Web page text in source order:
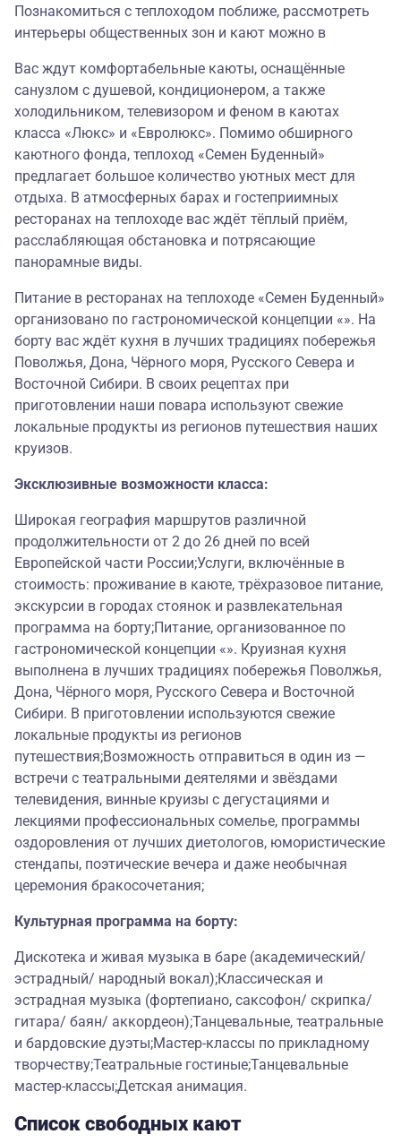
Познакомиться с теплоходом поближе, рассмотреть
интерьеры общественных зон и кают можно в
Вас ждут комфортабельные каюты, оснащённые
санузлом с душевой, кондиционером, а также
холодильником, телевизором и феном в каютах
класса «Люкс» и «Евролюкс». Помимо обширного
каютного фонда, теплоход «Семен Буденный»
предлагает большое количество уютных мест для
отдыха. В атмосферных барах и гостеприимных
ресторанах на теплоходе вас ждёт тёплый приём,
расслабляющая обстановка и потрясающие
панорамные виды.
Питание в ресторанах на теплоходе «Семен Буденный»
организовано по гастрономической концепции «». На
борту вас ждёт кухня в лучших традициях побережья
Поволжья, Дона, Чёрного моря, Русского Севера и
Восточной Сибири. В своих рецептах при
приготовлении наши повара используют свежие
локальные продукты из регионов путешествия наших
круизов.
Эксклюзивные возможности класса:
Широкая география маршрутов различной
продолжительности от 2 до 26 дней по всей
Европейской части России;Услуги, включённые в
стоимость: проживание в каюте, трёхразовое питание,
экскурсии в городах стоянок и развлекательная
программа на борту;Питание, организованное по
гастрономической концепции «». Круизная кухня
выполнена в лучших традициях побережья Поволжья,
Дона, Чёрного моря, Русского Севера и Восточной
Сибири. В приготовлении используются свежие
локальные продукты из регионов
путешествия;Возможность отправиться в один из —
встречи с театральными деятелями и звёздами
телевидения, винные круизы с дегустациями и
лекциями профессиональных сомелье, программы
оздоровления от лучших диетологов, юмористические
стендапы, поэтические вечера и даже необычная
церемония бракосочетания;
Культурная программа на борту:
Дискотека и живая музыка в баре (академический/
эстрадный/ народный вокал);Классическая и
эстрадная музыка (фортепиано, саксофон/ скрипка/
гитара/ баян/ аккордеон);Танцевальные, театральные
и бардовские дуэты;Мастер-классы по прикладному
творчеству;Театральные гостиные;Танцевальные
мастер-классы;Детская анимация.
Список свободных кают